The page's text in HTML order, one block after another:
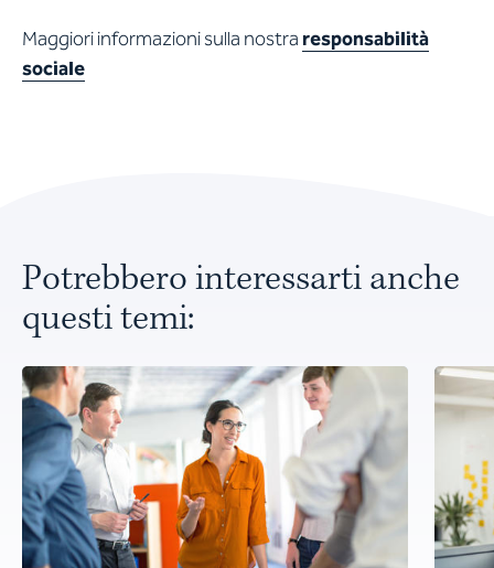
Maggiori informazioni sulla nostra responsabilità
sociale
Potrebbero interessarti anche
questi temi: